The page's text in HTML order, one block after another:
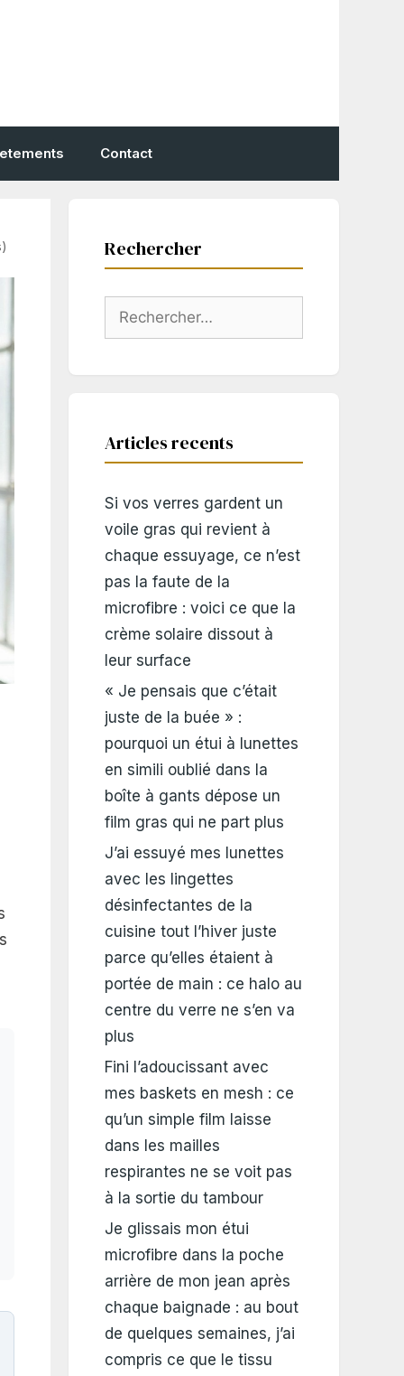
Contact
Rechercher
Rechercher :
Articles recents
Si vos verres gardent un
voile gras qui revient à
chaque essuyage, ce n’est
pas la faute de la
microfibre : voici ce que la
crème solaire dissout à
leur surface
« Je pensais que c’était
juste de la buée » :
pourquoi un étui à lunettes
en simili oublié dans la
boîte à gants dépose un
film gras qui ne part plus
J’ai essuyé mes lunettes
avec les lingettes
désinfectantes de la
cuisine tout l’hiver juste
parce qu’elles étaient à
portée de main : ce halo au
centre du verre ne s’en va
plus
Fini l’adoucissant avec
mes baskets en mesh : ce
qu’un simple film laisse
dans les mailles
respirantes ne se voit pas
à la sortie du tambour
Je glissais mon étui
microfibre dans la poche
arrière de mon jean après
chaque baignade : au bout
de quelques semaines, j’ai
compris ce que le tissu